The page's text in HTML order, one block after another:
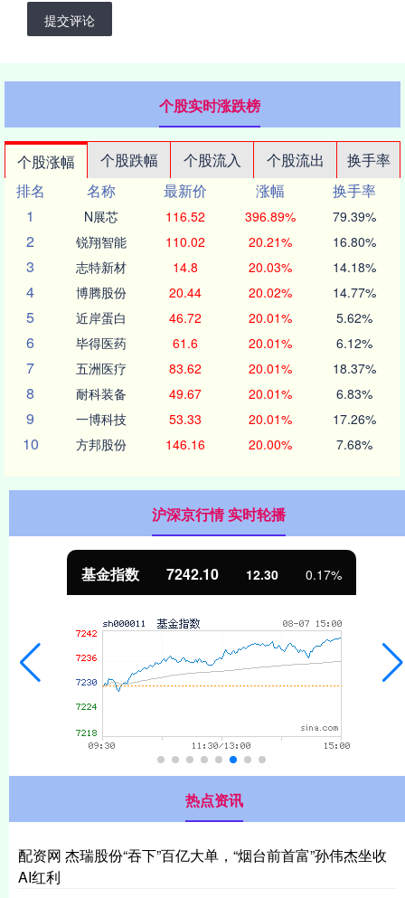
提交评论
个股实时涨跌榜
个股涨幅 个股跌幅 个股流入 个股流出
换手率
排名
名称 最新价 涨幅
换手率
1
N展芯 116.52 396.89% 79.39%
2 锐翔智能 110.02 20.21% 16.80%
3 志特新材 14.8 20.03% 14.18%
4 博腾股份 20.44 20.02% 14.77%
5 近岸蛋白 46.72 20.01% 5.62%
6 毕得医药 61.6 20.01% 6.12%
7 五洲医疗 83.62 20.01% 18.37%
8 耐科装备 49.67 20.01% 6.83%
9 一博科技 53.33 20.01% 17.26%
10 方邦股份 146.16 20.00% 7.68%
沪深京行情 实时轮播
国债指数 229.69 0.10 0.04%
热点资讯
配资网 杰瑞股份“吞下”百亿大单，“烟台前首富”孙伟杰坐收
AI红利